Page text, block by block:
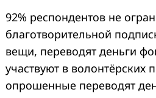
92% респондентов не
благотворительной
вещи, переводят деньги
участвуют в волонтёрских
опрошенные переводят